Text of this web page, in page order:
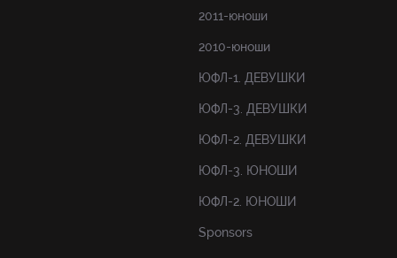
2011-юноши
2010-юноши
ЮФЛ-1. ДЕВУШКИ
ЮФЛ-3. ДЕВУШКИ
ЮФЛ-2. ДЕВУШКИ
ЮФЛ-3. ЮНОШИ
ЮФЛ-2. ЮНОШИ
Sponsors